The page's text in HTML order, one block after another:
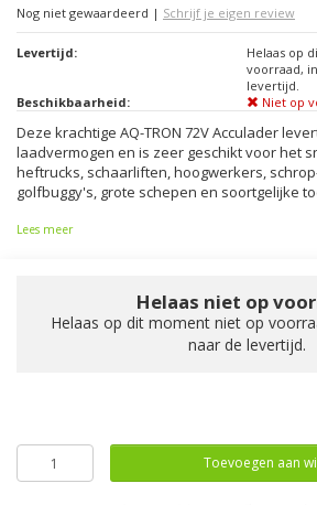
Nog niet gewaardeerd | Schrijf je eigen review
Levertijd:
Helaas op
voorraad,
levertijd.
Beschikbaarheid:
Niet op
Deze krachtige AQ-TRON 72V Acculader
laadvermogen en is zeer geschikt voor het
heftrucks, schaarliften, hoogwerkers,
golfbuggy's, grote schepen en soortgelijke
Lees meer
Helaas niet op
Helaas op dit moment niet op
naar de levertijd.
Toevoegen aan